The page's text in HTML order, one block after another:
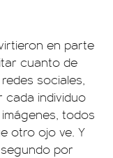
en parte
cuanto de
sociales,
cada individuo
todos
otro ojo ve. Y
por